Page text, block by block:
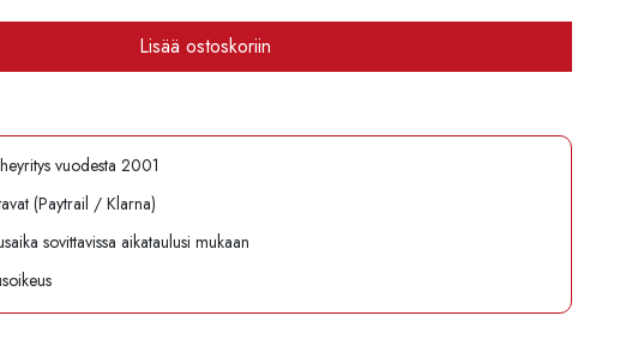
Lisää ostoskoriin
vuodesta 2001
(Paytrail / Klarna)
sovittavissa aikataulusi mukaan